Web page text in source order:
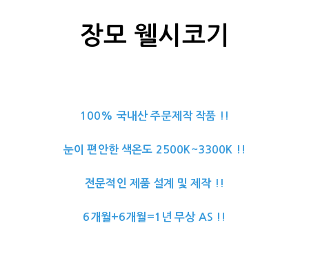
장모 웰시코기
100% 국내산 주문제작 작품 !!
눈이 편안한 색온도 2500K~3300K !!
전문적인 제품 설계 및 제작 !!
6개월+6개월=1년 무상 AS !!